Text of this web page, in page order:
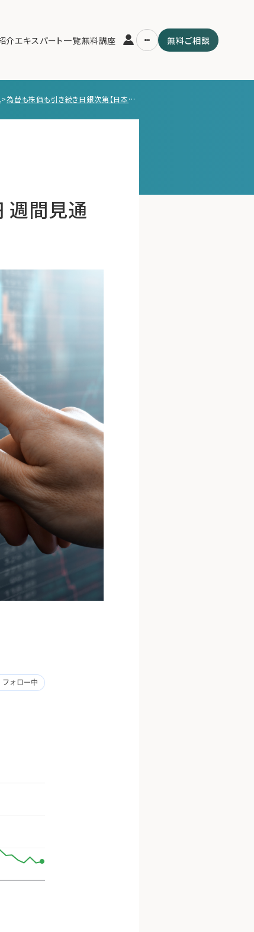
介エキスパート一覧無料講座 無料ご相談
> 為替も株価も引き続き日銀次第【日本株・ドル円 週間見通し】 12月21日号（12月23日〜12月27日）
週間見通